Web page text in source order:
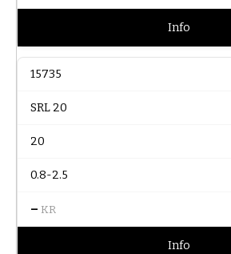
Info
15735
SRL 20
20
0.8-2.5
– KR
Info